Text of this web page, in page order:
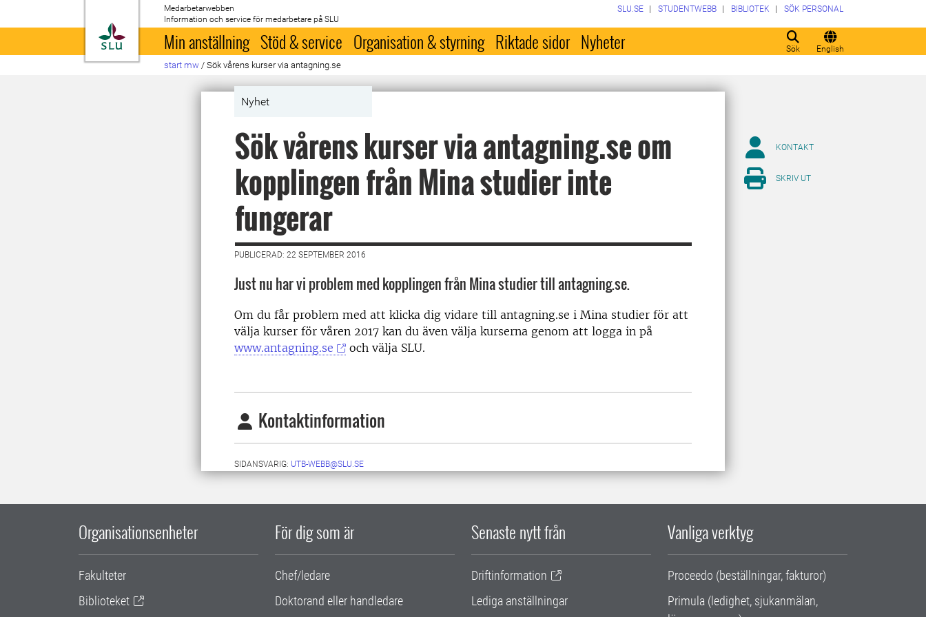
Till startsida
Medarbetarwebben
Information och service för medarbetare på SLU
Sök English
SLU.SE STUDENTWEBB BIBLIOTEK SÖK PERSONAL
Min anställning Stöd & service Organisation & styrning Riktade sidor Nyheter
start mw / Sök vårens kurser via antagning.se
Nyhet
Sök vårens kurser via antagning.se om
kopplingen från Mina studier inte
fungerar
PUBLICERAD: 22 SEPTEMBER 2016
Just nu har vi problem med kopplingen från Mina studier till antagning.se.
Om du får problem med att klicka dig vidare till antagning.se i Mina studier för att
välja kurser för våren 2017 kan du även välja kurserna genom att logga in på
www.antagning.se
och välja SLU.
Kontaktinformation
SIDANSVARIG: UTB-WEBB@SLU.SE
KONTAKT
SKRIV UT
Organisationsenheter
Fakulteter
Biblioteket
För dig som är
Chef/ledare
Doktorand eller handledare
Senaste nytt från
Driftinformation
Lediga anställningar
Vanliga verktyg
Proceedo (beställningar, fakturor)
Primula (ledighet, sjukanmälan,